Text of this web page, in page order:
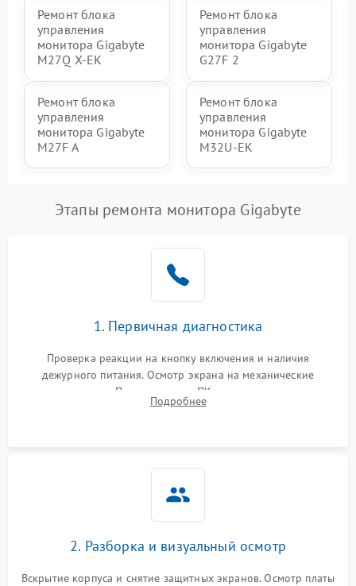
Ремонт блока
управления
монитора Gigabyte
M27Q X-EK
Ремонт блока
управления
монитора Gigabyte
G27F 2
Ремонт блока
управления
монитора Gigabyte
M27F A
Ремонт блока
управления
монитора Gigabyte
M32U-EK
Этапы ремонта монитора Gigabyte
1. Первичная диагностика
Проверка реакции на кнопку включения и наличия
дежурного питания. Осмотр экрана на механические
повреждения. Подключение к ПК для оценки вывода
изображения, работы подсветки и выявления артефактов на
Подробнее
2. Разборка и визуальный осмотр
Вскрытие корпуса и снятие защитных экранов. Осмотр платы